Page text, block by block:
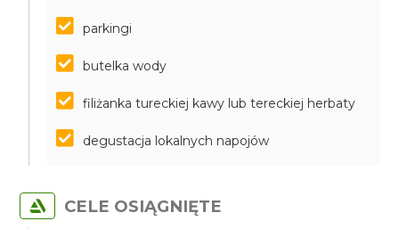
parkingi
butelka wody
filiżanka tureckiej kawy lub tereckiej herbaty
degustacja lokalnych napojów
CELE OSIĄGNIĘTE